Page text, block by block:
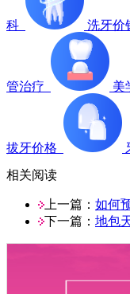
科 洗牙价
管治疗 美
拔牙价格
相关阅读
上一篇： 如何
下一篇： 地包